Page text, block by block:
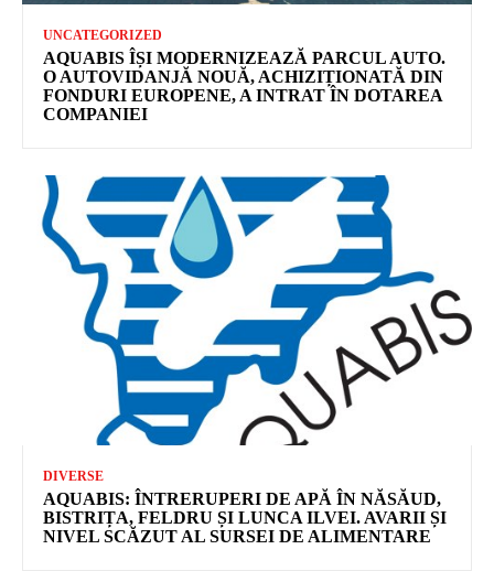
UNCATEGORIZED
AQUABIS ÎȘI MODERNIZEAZĂ PARCUL AUTO.
O AUTOVIDANJĂ NOUĂ, ACHIZIȚIONATĂ DIN
FONDURI EUROPENE, A INTRAT ÎN DOTAREA
COMPANIEI
DIVERSE
AQUABIS: ÎNTRERUPERI DE APĂ ÎN NĂSĂUD,
BISTRIȚA, FELDRU ȘI LUNCA ILVEI. AVARII ȘI
NIVEL SCĂZUT AL SURSEI DE ALIMENTARE